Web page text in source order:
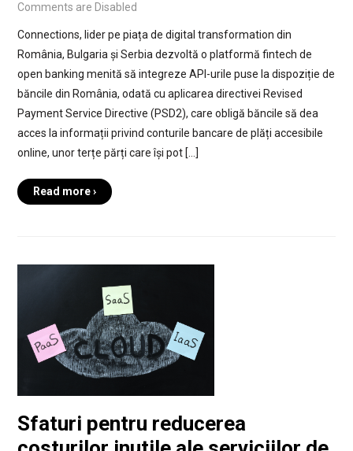
Comments are Disabled
Connections, lider pe piața de digital transformation din
România, Bulgaria și Serbia dezvoltă o platformă fintech de
open banking menită să integreze API-urile puse la dispoziție de
băncile din România, odată cu aplicarea directivei Revised
Payment Service Directive (PSD2), care obligă băncile să dea
acces la informații privind conturile bancare de plăți accesibile
online, unor terțe părți care își pot […]
Read more ›
Sfaturi pentru reducerea